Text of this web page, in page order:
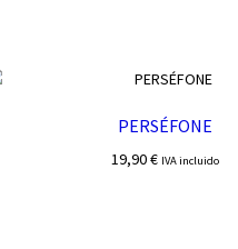
PERSÉFONE
19,90€ IVA incluido